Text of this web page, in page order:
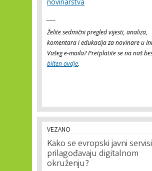
Želite sedmični pregled vijesti, analiza,
komentara i edukacija za novinare u
Vašeg e-maila? Pretplatite se na naš
bilten ovdje.
VEZANO
Kako se evropski javni servisi
prilagođavaju digitalnom
okruženju?